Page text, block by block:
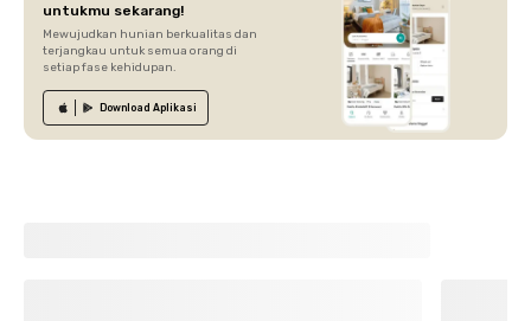
untukmu sekarang!
Mewujudkan hunian berkualitas dan
terjangkau untuk semua orang di
setiap fase kehidupan.
Download Aplikasi